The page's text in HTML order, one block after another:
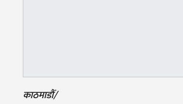
काठमाडौँ/